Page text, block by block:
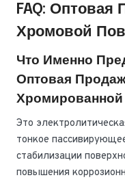
FAQ:
Хромовой
Что Именно
Оптовая
Это
тонкое
стабилизации
повышения